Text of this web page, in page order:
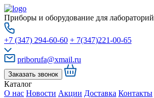
Приборы и оборудование для лабораторий
+7 (347) 294-60-60 + 7(347)221-00-65
priborufa@xmail.ru
Заказать звонок
Каталог
О нас Новости Акции Доставка Контакты